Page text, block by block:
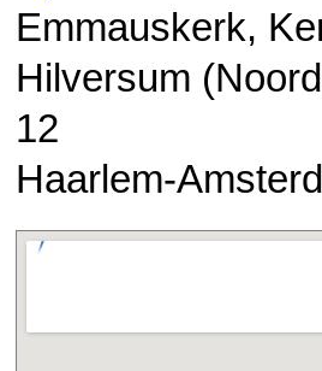
Emmauskerk,
Hilversum
12
Haarlem-